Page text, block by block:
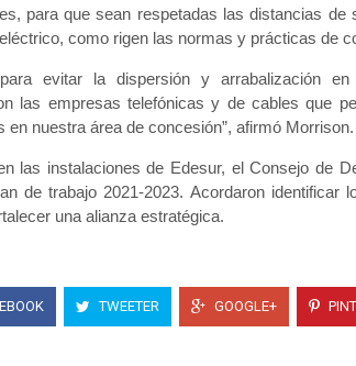
para que sean respetadas las distancias de
como rigen las normas y prácticas de
evitar la dispersión y arrabalización
las empresas telefónicas y de cables que
nuestra área de concesión”, afirmó Morrison.
las instalaciones de Edesur, el Consejo de
de trabajo 2021-2023. Acordaron identificar
una alianza estratégica.
TWEETER GOOGLE+